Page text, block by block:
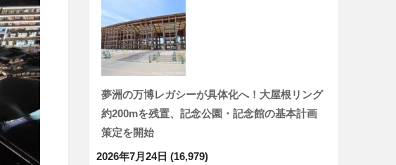
夢洲の万博レガシーが具体化へ！大屋根リング
約200mを残置、記念公園・記念館の基本計画
策定を開始
2026年7月24日 (16,979)